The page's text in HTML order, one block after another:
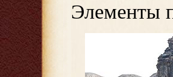
Элементы